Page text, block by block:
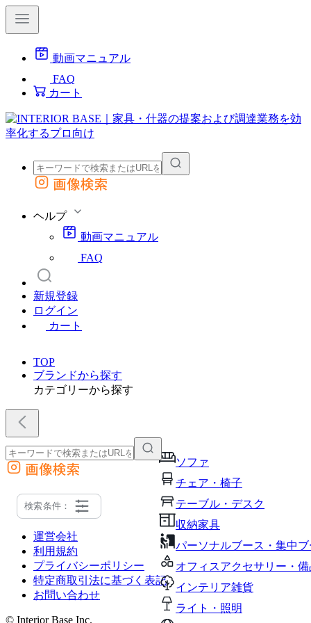
動画マニュアル
FAQ
カート
外部サイトの商品をカートに追加
画像検索
ヘルプ
動画マニュアル
FAQ
新規登録
ログイン
カート
TOP
ブランドから探す
カテゴリーから探す
ソファ
チェア・椅子
テーブル・デスク
収納家具
パーソナルブース・集中
オフィスアクセサリー・備
インテリア雑貨
ライト・照明
外部サイトの商品をカートに追加
他のサイトで見つけた商品ページのURLを貼り付けて、カートに追加できます
画像検索
検索条件：
運営会社
利用規約
プライバシーポリシー
特定商取引法に基づく表記
お問い合わせ
© Interior Base Inc.